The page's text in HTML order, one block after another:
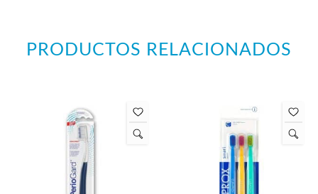
PRODUCTOS RELACIONADOS